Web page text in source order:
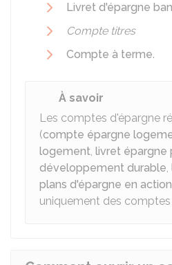
Livret d'épargne
Compte titres
Compte à terme.
À savoir
Les comptes d'épargne
(compte épargne
logement, livret épargne
développement durable,
plans d'épargne en
uniquement des comptes